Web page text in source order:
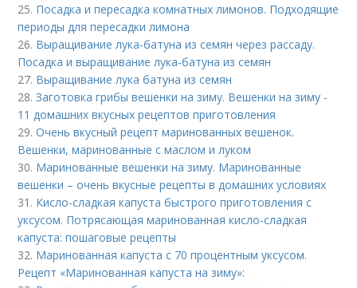
25. Посадка и пересадка комнатных лимонов. Подходящие
периоды для пересадки лимона
26. Выращивание лука-батуна из семян через рассаду.
Посадка и выращивание лука-батуна из семян
27. Выращивание лука батуна из семян
28.Заготовка грибы вешенки на зиму. Вешенки на зиму -
11 домашних вкусных рецептов приготовления
29.Очень вкусный рецепт маринованных вешенок.
Вешенки, маринованные с маслом и луком
30. Маринованные вешенки на зиму. Маринованные
вешенки – очень вкусные рецепты в домашних условиях
31. Кисло-сладкая капуста быстрого приготовления с
уксусом. Потрясающая маринованная кисло-сладкая
капуста: пошаговые рецепты
32. Маринованная капуста с 70 процентным уксусом.
Рецепт «Маринованная капуста на зиму»: